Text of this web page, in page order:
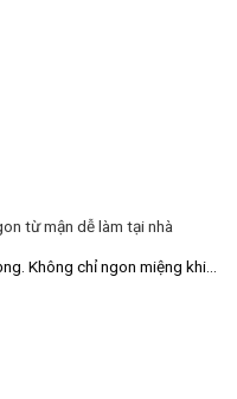
từ mận dễ làm tại nhà
Không chỉ ngon miệng khi...